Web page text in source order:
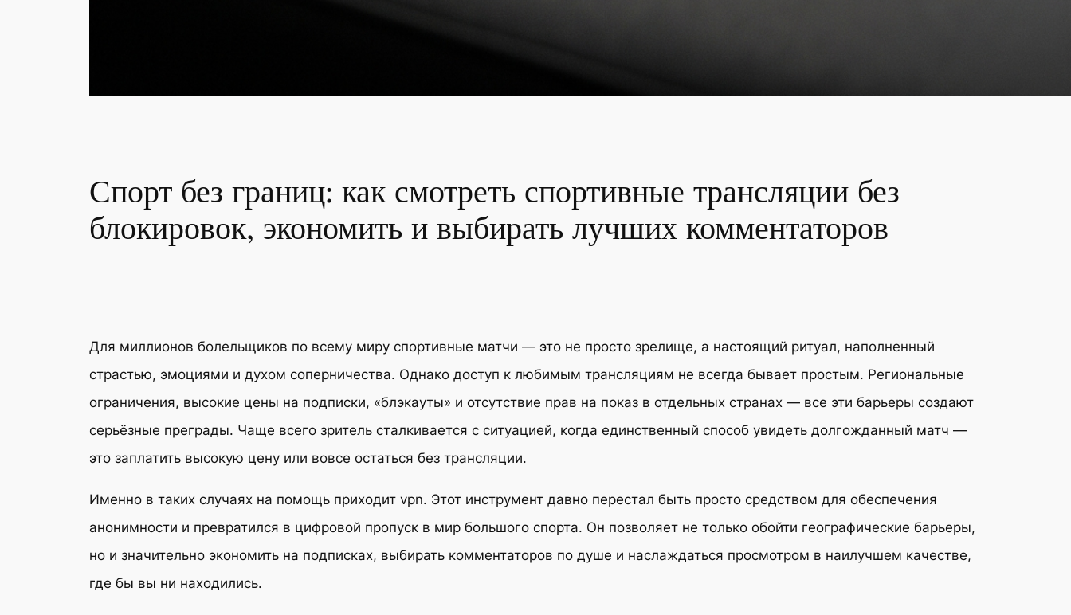
Спорт без границ: как смотреть спортивные трансляции без
блокировок, экономить и выбирать лучших комментаторов
Для миллионов болельщиков по всему миру спортивные матчи — это не просто зрелище, а настоящий ритуал, наполненный
страстью, эмоциями и духом соперничества. Однако доступ к любимым трансляциям не всегда бывает простым. Региональные
ограничения, высокие цены на подписки, «блэкауты» и отсутствие прав на показ в отдельных странах — все эти барьеры создают
серьёзные преграды. Чаще всего зритель сталкивается с ситуацией, когда единственный способ увидеть долгожданный матч —
это заплатить высокую цену или вовсе остаться без трансляции.
Именно в таких случаях на помощь приходит vpn. Этот инструмент давно перестал быть просто средством для обеспечения
анонимности и превратился в цифровой пропуск в мир большого спорта. Он позволяет не только обойти географические барьеры,
но и значительно экономить на подписках, выбирать комментаторов по душе и наслаждаться просмотром в наилучшем качестве,
где бы вы ни находились.